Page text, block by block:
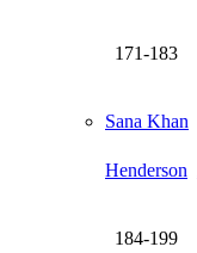
171-183
Sana Khan
Henderson
184-199